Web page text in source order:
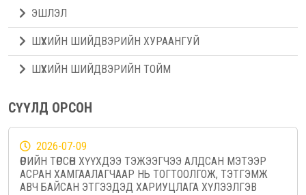
ЭШЛЭЛ
ШҮҮХИЙН ШИЙДВЭРИЙН ХУРААНГУЙ
ШҮҮХИЙН ШИЙДВЭРИЙН ТОЙМ
СҮҮЛД ОРСОН
2026-07-09
ӨӨРИЙН ТӨРСӨН ХҮҮХДЭЭ ТЭЖЭЭГЧЭЭ АЛДСАН МЭТЭЭР
АСРАН ХАМГААЛАГЧААР НЬ ТОГТООЛГОЖ, ТЭТГЭМЖ
АВЧ БАЙСАН ЭТГЭЭДЭД ХАРИУЦЛАГА ХҮЛЭЭЛГЭВ